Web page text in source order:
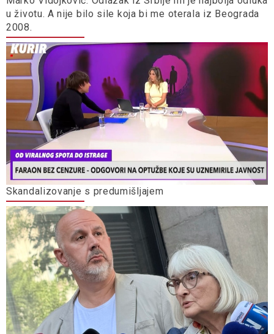
u životu. A nije bilo sile koja bi me oterala iz Beograda
2008.
Skandalizovanje s predumišljajem